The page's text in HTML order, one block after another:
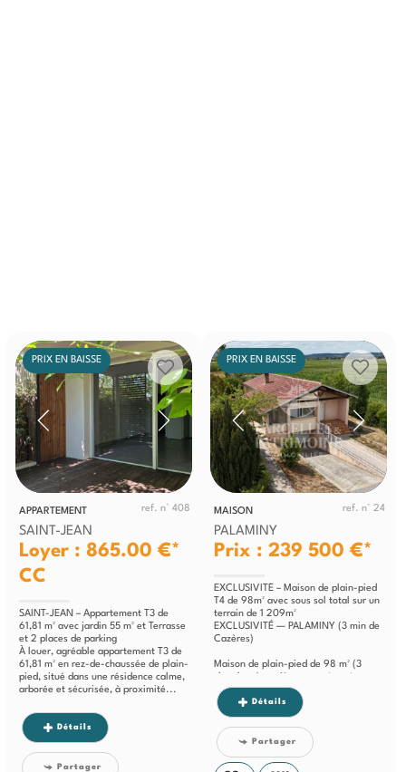
PRIX EN BAISSE
APPARTEMENT ref. n° 408
SAINT-JEAN
Loyer : 865.00 €*
CC
SAINT-JEAN – Appartement T3 de
61,81 m² avec jardin 55 m² et Terrasse
et 2 places de parking
À louer, agréable appartement T3 de
61,81 m² en rez-de-chaussée de plain-
pied, situé dans une résidence calme,
arborée et sécurisée, à proximité...
Détails
Partager
PRIX EN BAISSE
MAISON ref. n° 24
PALAMINY
Prix : 239 500 €*
EXCLUSIVITÉ – Maison de plain-pied
T4 de 98m² avec sous sol total sur un
terrain de 1 209m²
EXCLUSIVITÉ — PALAMINY (3 min de
Cazères)
Maison de plain-pied de 98 m² (3
2024, sur un terrain arboré et...
Détails
Partager